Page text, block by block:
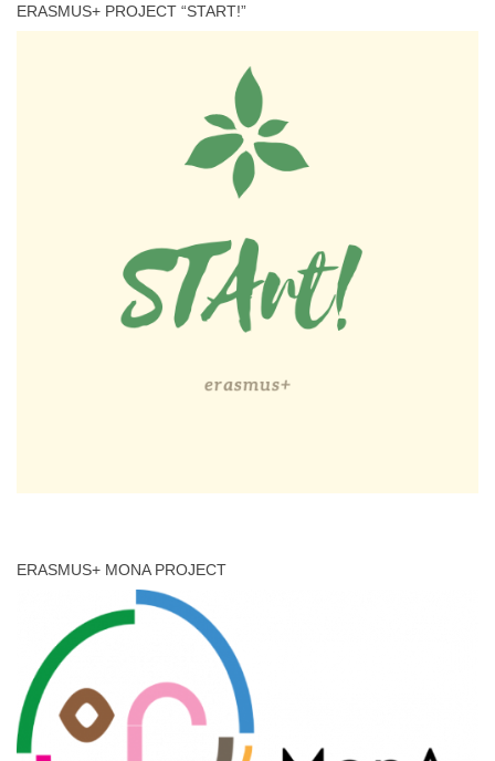
ERASMUS+ PROJECT “START!”
ERASMUS+ MONA PROJECT